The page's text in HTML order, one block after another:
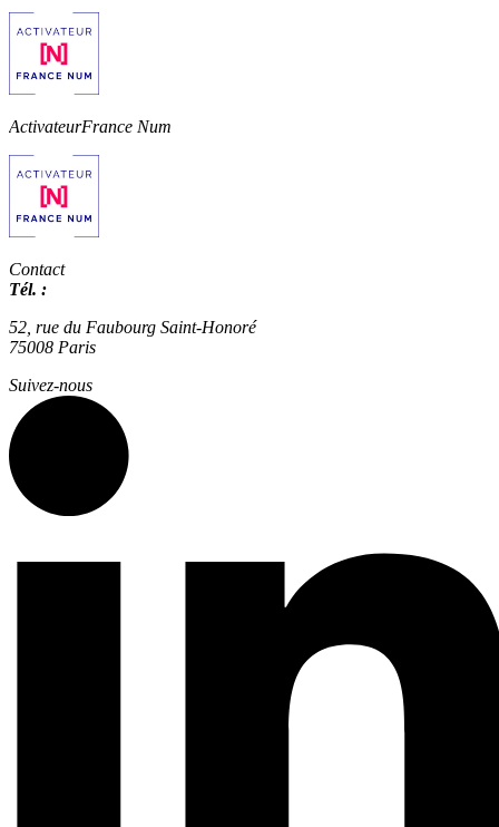
ActivateurFrance Num
Contact
Tél. :
52, rue du Faubourg Saint-Honoré
75008 Paris
Suivez-nous